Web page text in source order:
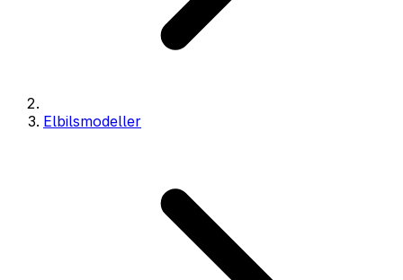
Elbilsmodeller